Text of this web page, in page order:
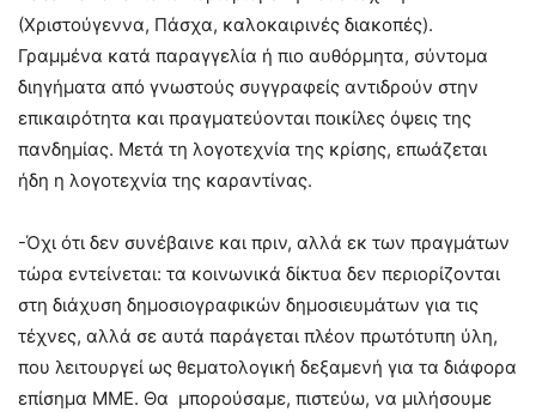
(Χριστούγεννα, Πάσχα, καλοκαιρινές διακοπές).
Γραμμένα κατά παραγγελία ή πιο αυθόρμητα, σύντομα
διηγήματα από γνωστούς συγγραφείς αντιδρούν στην
επικαιρότητα και πραγματεύονται ποικίλες όψεις της
πανδημίας. Μετά τη λογοτεχνία της κρίσης, επωάζεται
ήδη η λογοτεχνία της καραντίνας.
-Όχι ότι δεν συνέβαινε και πριν, αλλά εκ των πραγμάτων
τώρα εντείνεται: τα κοινωνικά δίκτυα δεν περιορίζονται
στη διάχυση δημοσιογραφικών δημοσιευμάτων για τις
τέχνες, αλλά σε αυτά παράγεται πλέον πρωτότυπη ύλη,
που λειτουργεί ως θεματολογική δεξαμενή για τα διάφορα
επίσημα ΜΜΕ. Θα μπορούσαμε, πιστεύω, να μιλήσουμε